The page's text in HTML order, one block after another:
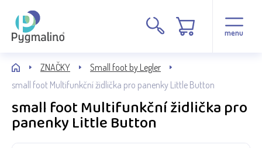
menu
ZNAČKY
Small foot by Legler
small foot Multifunkční židlička pro panenky Little Button
small foot Multifunkční židlička pro
panenky Little Button